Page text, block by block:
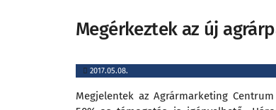
Megérkeztek az új
2017.05.08.
Megjelentek az Agrármarketing